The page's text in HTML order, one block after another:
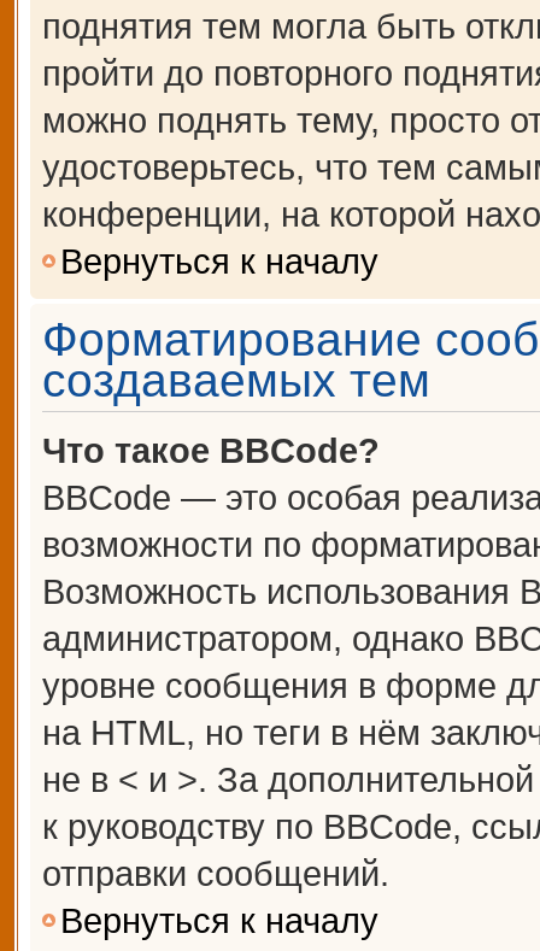
поднятия тем могла быть
пройти до повторного
можно поднять тему, просто
удостоверьтесь, что тем
конференции, на которой
Вернуться к началу
Форматирование
создаваемых тем
Что такое BBCode?
BBCode — это особая
возможности по
Возможность использования
администратором, однако
уровне сообщения в форме
на HTML, но теги в нём
не в < и >. За
к руководству по BBCode,
отправки сообщений.
Вернуться к началу